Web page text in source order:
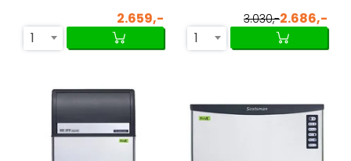
2.659,-
1
3.030,-2.686,-
1